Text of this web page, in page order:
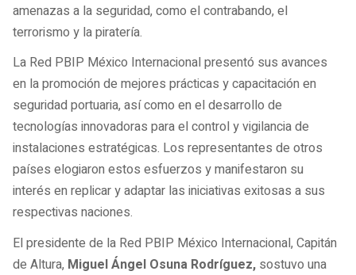
amenazas a la seguridad, como el contrabando, el
terrorismo y la piratería.
La Red PBIP México Internacional presentó sus avances
en la promoción de mejores prácticas y capacitación en
seguridad portuaria, así como en el desarrollo de
tecnologías innovadoras para el control y vigilancia de
instalaciones estratégicas. Los representantes de otros
países elogiaron estos esfuerzos y manifestaron su
interés en replicar y adaptar las iniciativas exitosas a sus
respectivas naciones.
El presidente de la Red PBIP México Internacional, Capitán
de Altura, Miguel Ángel Osuna Rodríguez, sostuvo una